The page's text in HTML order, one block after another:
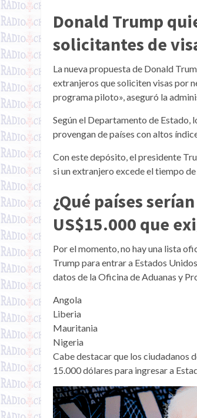
Donald Trump
solicitantes de
La nueva propuesta de Donald
extranjeros que soliciten visas por
programa piloto», aseguró la
Según el Departamento de Estado,
provengan de países con altos
Con este depósito, el presidente
si un extranjero excede el tiempo
¿Qué países
US$15.000 que
Por el momento, no hay una lista
Trump para entrar a Estados
datos de la Oficina de Aduanas y
Angola
Liberia
Mauritania
Nigeria
Cabe destacar que los ciudadanos
15.000 dólares para ingresar a